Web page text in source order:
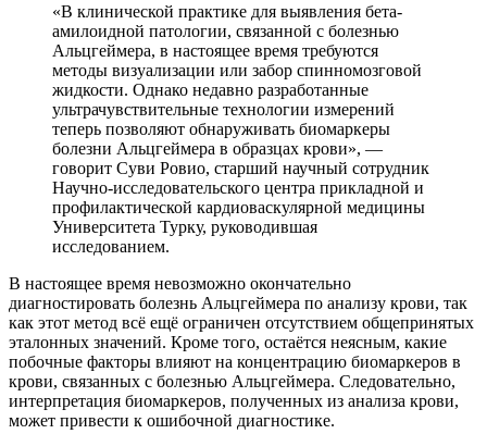
«В клинической практике для выявления бета-
амилоидной патологии, связанной с болезнью
Альцгеймера, в настоящее время требуются
методы визуализации или забор спинномозговой
жидкости. Однако недавно разработанные
ультрачувствительные технологии измерений
теперь позволяют обнаруживать биомаркеры
болезни Альцгеймера в образцах крови», —
говорит Суви Ровио, старший научный сотрудник
Научно-исследовательского центра прикладной и
профилактической кардиоваскулярной медицины
Университета Турку, руководившая
исследованием.
В настоящее время невозможно окончательно
диагностировать болезнь Альцгеймера по анализу крови, так
как этот метод всё ещё ограничен отсутствием общепринятых
эталонных значений. Кроме того, остаётся неясным, какие
побочные факторы влияют на концентрацию биомаркеров в
крови, связанных с болезнью Альцгеймера. Следовательно,
интерпретация биомаркеров, полученных из анализа крови,
может привести к ошибочной диагностике.